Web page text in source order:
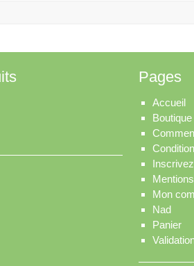
Pages
Accueil
Boutique
Mon
Nad
Panier